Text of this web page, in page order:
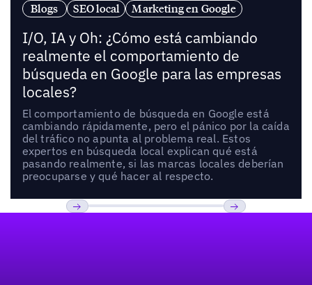
Blogs SEO local Marketing en Google
I/O, IA y Oh: ¿Cómo está cambiando
realmente el comportamiento de
búsqueda en Google para las empresas
locales?
El comportamiento de búsqueda en Google está
cambiando rápidamente, pero el pánico por la caída
del tráfico no apunta al problema real. Estos
expertos en búsqueda local explican qué está
pasando realmente, si las marcas locales deberían
preocuparse y qué hacer al respecto.